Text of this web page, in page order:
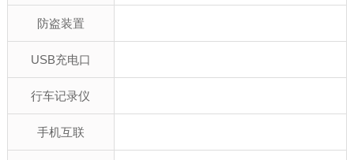
防盗装置
USB充电口
行车记录仪
手机互联